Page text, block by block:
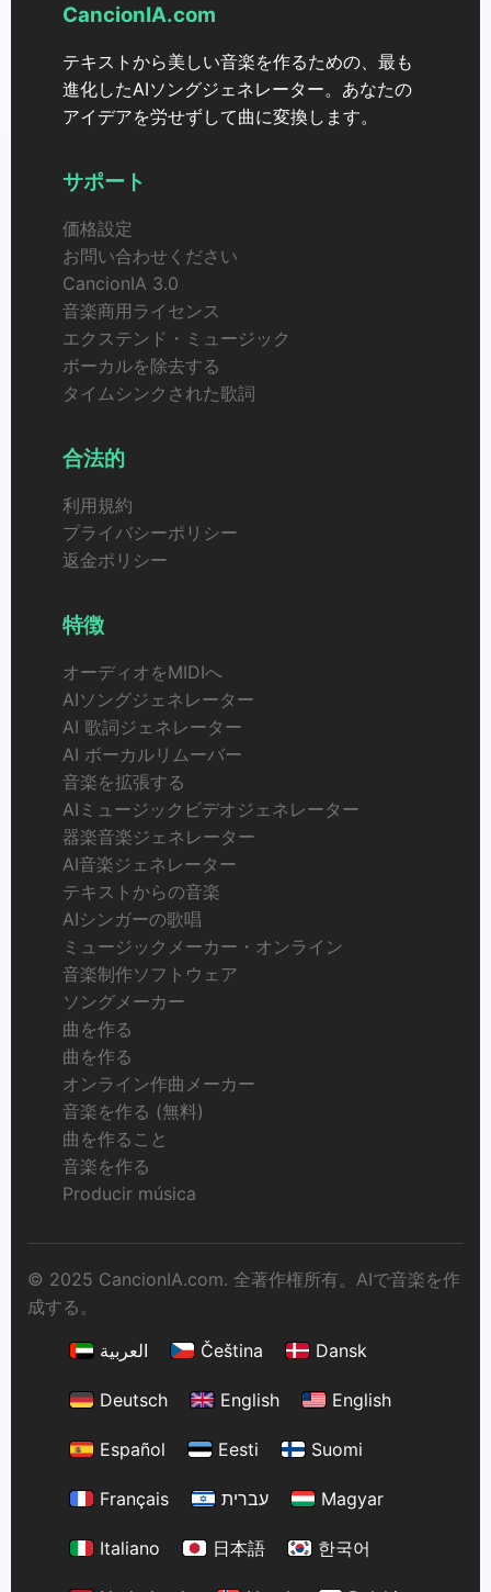
CancionIA.com
テキストから美しい音楽を作るための、最も
進化したAIソングジェネレーター。あなたの
アイデアを労せずして曲に変換します。
サポート
価格設定
お問い合わせください
CancionIA 3.0
音楽商用ライセンス
エクステンド・ミュージック
ボーカルを除去する
タイムシンクされた歌詞
合法的
利用規約
プライバシーポリシー
返金ポリシー
特徴
オーディオをMIDIへ
AIソングジェネレーター
AI 歌詞ジェネレーター
AI ボーカルリムーバー
音楽を拡張する
AIミュージックビデオジェネレーター
器楽音楽ジェネレーター
AI音楽ジェネレーター
テキストからの音楽
AIシンガーの歌唱
ミュージックメーカー・オンライン
音楽制作ソフトウェア
ソングメーカー
曲を作る
曲を作る
オンライン作曲メーカー
音楽を作る (無料)
曲を作ること
音楽を作る
Producir música
© 2025 CancionIA.com. 全著作権所有。AIで音楽を作
成する。
العربية
Čeština Dansk
Deutsch English English
Español Eesti Suomi
Français עברית Magyar
Italiano 日本語 한국어